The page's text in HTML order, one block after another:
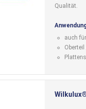
Qualität.
auch